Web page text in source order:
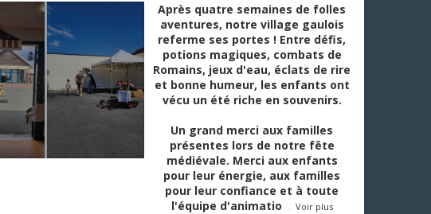
Après quatre semaines de folles
aventures, notre village gaulois
referme ses portes ! Entre défis,
potions magiques, combats de
Romains, jeux d'eau, éclats de rire
et bonne humeur, les enfants ont
vécu un été riche en souvenirs.
Un grand merci aux familles
présentes lors de notre fête
médiévale. Merci aux enfants
pour leur énergie, aux familles
pour leur confiance et à toute
l'équipe d'animatio
Voir plus